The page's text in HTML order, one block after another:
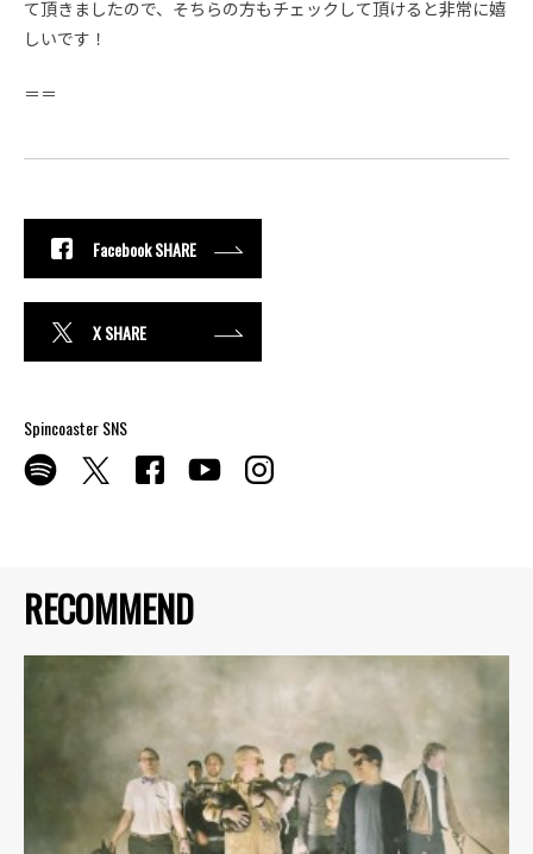
RECOMMEND
て頂きましたので、そちらの方もチェックして頂けると非常に嬉
しいです！
＝＝
Facebook SHARE
X SHARE
Spincoaster SNS